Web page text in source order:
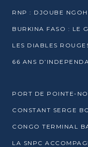
PORT DE POINTE-NOIRE : LE MÔLE